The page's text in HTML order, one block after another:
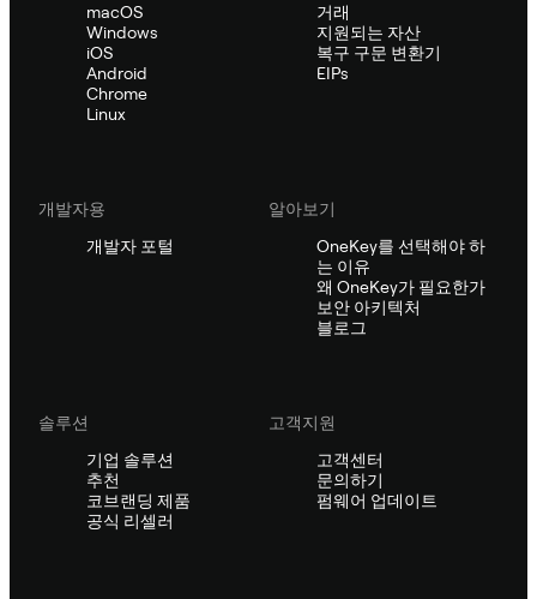
macOS
Windows
iOS
Android
Chrome
Linux
거래
지원되는 자산
복구 구문 변환기
EIPs
개발자용
개발자 포털
알아보기
OneKey를 선택해야 하
는 이유
왜 OneKey가 필요한가
보안 아키텍처
블로그
솔루션
기업 솔루션
추천
코브랜딩 제품
공식 리셀러
고객지원
고객센터
문의하기
펌웨어 업데이트